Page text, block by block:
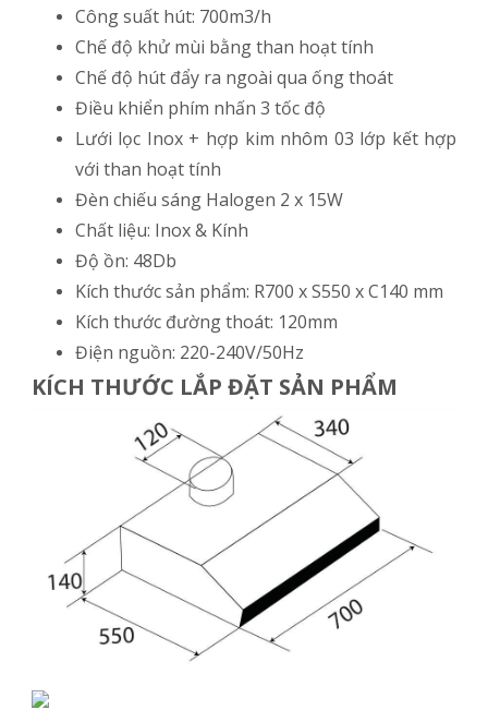
Công suất hút: 700m3/h
Chế độ khử mùi bằng than hoạt tính
Chế độ hút đẩy ra ngoài qua ống thoát
Điều khiển phím nhấn 3 tốc độ
Lưới lọc Inox + hợp kim nhôm 03 lớp kết hợp
với than hoạt tính
Đèn chiếu sáng Halogen 2 x 15W
Chất liệu: Inox & Kính
Độ ồn: 48Db
Kích thước sản phẩm: R700 x S550 x C140 mm
Kích thước đường thoát: 120mm
Điện nguồn: 220-240V/50Hz
KÍCH THƯỚC LẮP ĐẶT SẢN PHẨM